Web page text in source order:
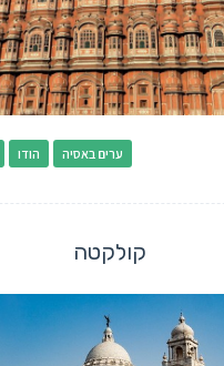
הודו ערים באסיה
קולקטה